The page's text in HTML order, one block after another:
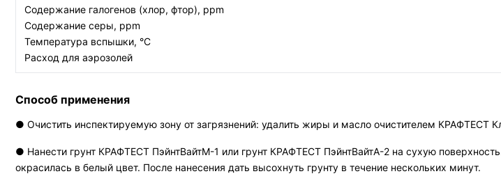
Содержание галогенов (хлор, фтор), ppm
Содержание серы, ppm
Температура вспышки, °C
Расход для аэрозолей
Способ применения
● Очистить инспектируемую зону от загрязнений: удалить жиры и масло очистителем КРАФТЕСТ
● Нанести грунт КРАФТЕСТ ПэйнтВайтМ-1 или грунт КРАФТЕСТ ПэйнтВайтА-2 на сухую
окрасилась в белый цвет. После нанесения дать высохнуть грунту в течение нескольких минут.